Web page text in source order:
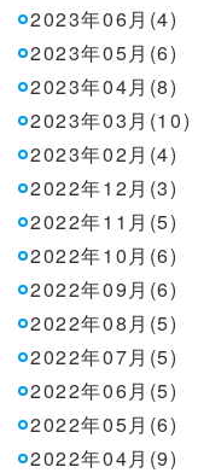
2023年06月(4)
2023年05月(6)
2023年04月(8)
2023年03月(10)
2023年02月(4)
2022年12月(3)
2022年11月(5)
2022年10月(6)
2022年09月(6)
2022年08月(5)
2022年07月(5)
2022年06月(5)
2022年05月(6)
2022年04月(9)